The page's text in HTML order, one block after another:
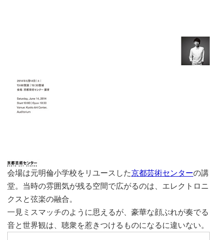
会場は元明倫小学校をリユースした京都芸術センターの講
堂。当時の雰囲気が残る空間で広がるのは、エレクトロニ
クスと弦楽の融合。
一見ミスマッチのように思えるが、豪華な顔ぶれが奏でる
音と世界観は、聴衆を惹きつけるものになるに違いない。